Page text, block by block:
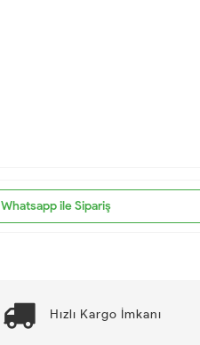
Whatsapp ile Sipariş
Hızlı Kargo İmkanı